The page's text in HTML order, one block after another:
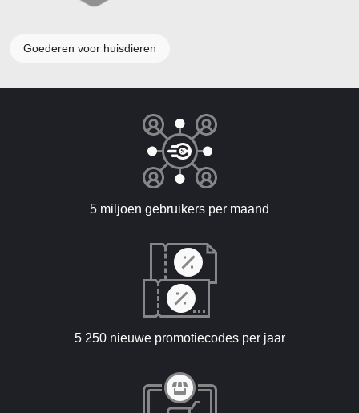
Goederen voor huisdieren
5 miljoen gebruikers per maand
5 250 nieuwe promotiecodes per jaar